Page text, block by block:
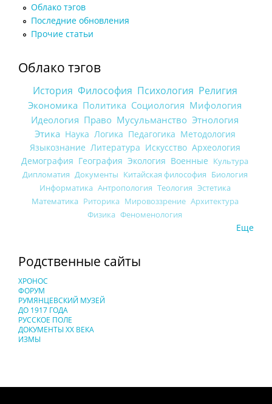
Облако тэгов
Последние обновления
Прочие статьи
Облако тэгов
История Философия Психология Религия
Экономика Политика Социология Мифология
Идеология Право Мусульманство Этнология
Этика Наука Логика Педагогика Методология
Языкознание Литература Искусство Археология
Демография География Экология Военные Культура
Дипломатия Документы Китайская философия Биология
Информатика Антропология Теология Эстетика
Математика Риторика Мировоззрение Архитектура
Физика Феноменология
Еще
Родственные сайты
ХРОНОС
ФОРУМ
РУМЯНЦЕВСКИЙ МУЗЕЙ
ДО 1917 ГОДА
РУССКОЕ ПОЛЕ
ДОКУМЕНТЫ XX ВЕКА
ИЗМЫ